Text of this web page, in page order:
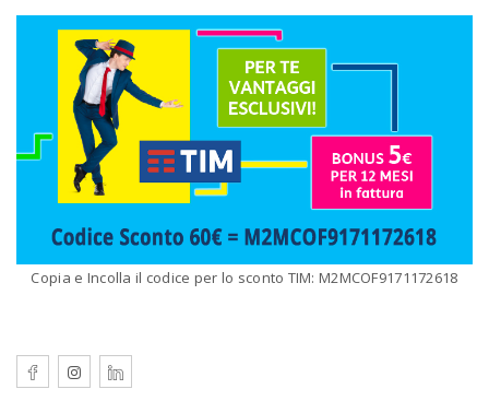
Copia e Incolla il codice per lo sconto TIM: M2MCOF9171172618